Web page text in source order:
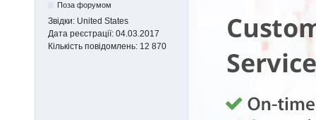
Поза форумом
Звідки: United States
Дата реєстрації: 04.03.2017
Кількість повідомлень: 12 870